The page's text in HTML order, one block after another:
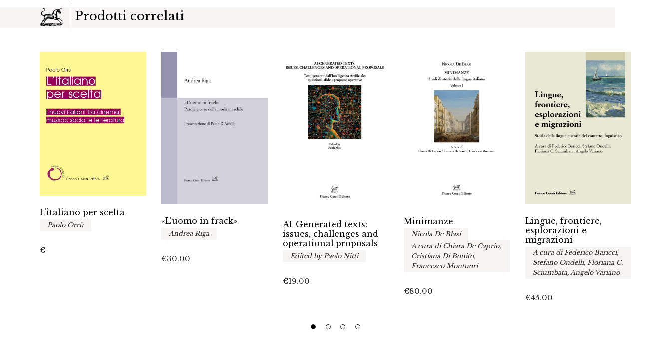
Prodotti correlati
L’italiano per scelta
Paolo Orrù
€
«L’uomo in frack»
Andrea Riga
€30.00
AI-Generated texts:
issues, challenges and
operational proposals
Edited by Paolo Nitti
€19.00
Minimanze
Nicola De Blasi
A cura di Chiara De Caprio,
Cristiana Di Bonito,
Francesco Montuori
€80.00
Lingue, frontiere,
esplorazioni e
migrazioni
A cura di Federico Baricci,
Stefano Ondelli, Floriana C.
Sciumbata, Angelo Variano
€45.00